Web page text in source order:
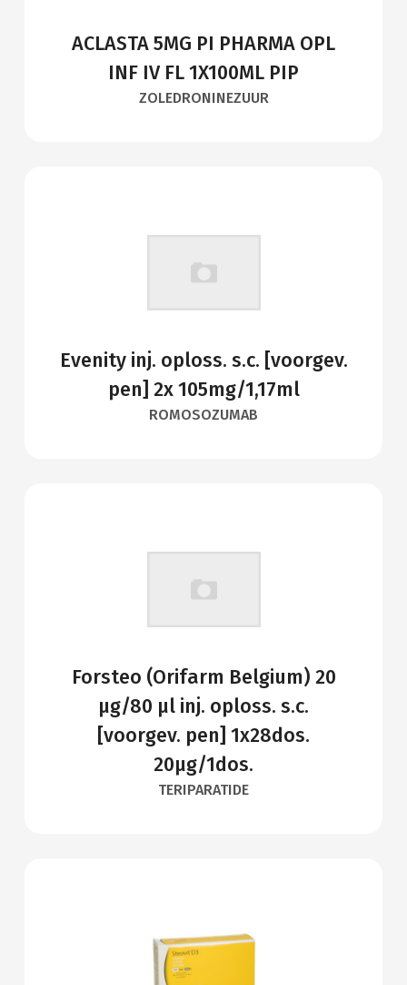
ACLASTA 5MG PI PHARMA OPL
INF IV FL 1X100ML PIP
ZOLEDRONINEZUUR
Evenity inj. oploss. s.c. [voorgev.
pen] 2x 105mg/1,17ml
ROMOSOZUMAB
Forsteo (Orifarm Belgium) 20
µg/80 µl inj. oploss. s.c.
[voorgev. pen] 1x28dos.
20µg/1dos.
TERIPARATIDE